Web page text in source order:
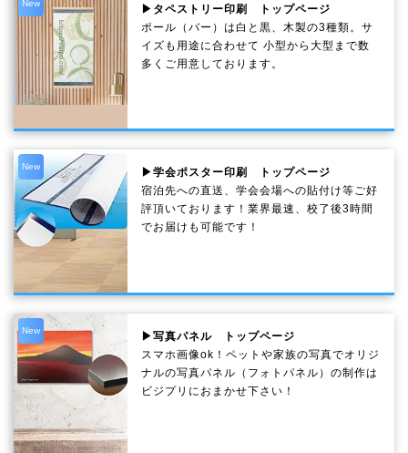
New
▶タペストリー印刷 トップページ
ポール（バー）は白と黒、木製の3種類。サ
イズも用途に合わせて 小型から大型まで数
多くご用意しております。
New
▶学会ポスター印刷 トップページ
宿泊先への直送、学会会場への貼付け等ご好
評頂いております！業界最速、校了後3時間
でお届けも可能です！
New
▶写真パネル トップページ
スマホ画像ok！ペットや家族の写真でオリジ
ナルの写真パネル（フォトパネル）の制作は
ビジプリにおまかせ下さい！